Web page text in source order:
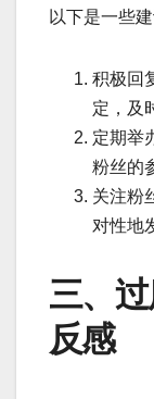
以下是一些
积极回
定，及
定期举
粉丝的
关注粉
对性地
三、
反感